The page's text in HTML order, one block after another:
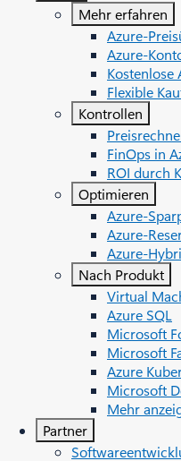
Mehr erfahren
Azure-
Azure-
Kostenlose
Flexible
Kontrollen
FinOps in
ROI durch
Optimieren
Azure-
Azure-
Azure-
Nach Produkt
Virtual
Azure SQL
Microsoft
Microsoft
Azure
Microsoft
Mehr
Partner